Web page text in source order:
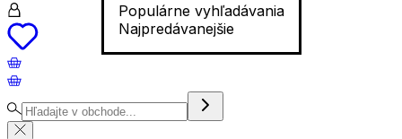
Populárne vyhľadávania
Najpredávanejšie